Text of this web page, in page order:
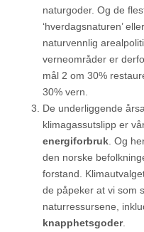
naturgoder. Og de
‘hverdagsnaturen’
naturvennlig
verneområder er
mål 2 om 30%
30% vern.
De underliggende
klimagassutslipp er
energiforbruk . Og
den norske
forstand.
de påpeker at vi som
naturressursene,
knapphetsgoder.